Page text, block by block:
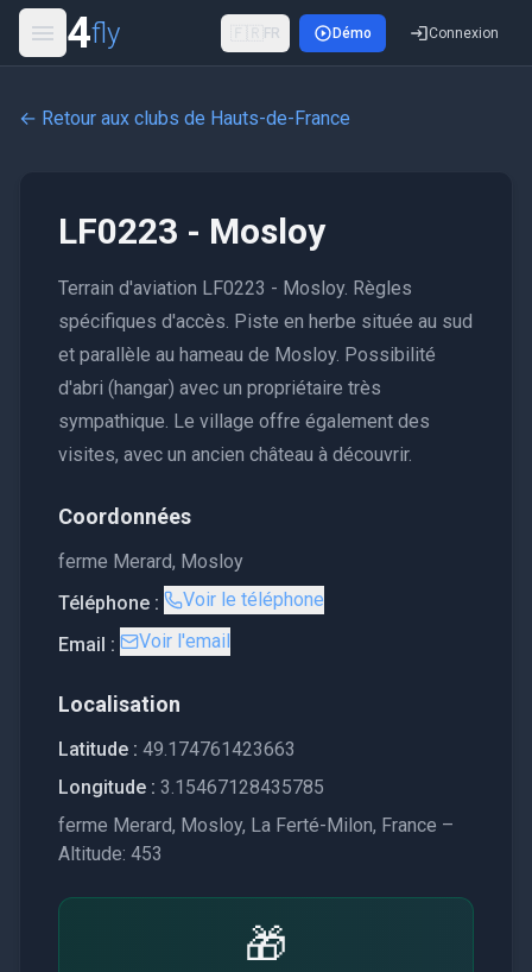
4fly 🇫🇷 FR Démo Connexion
← Retour aux clubs de Hauts-de-France
LF0223 - Mosloy
Terrain d'aviation LF0223 - Mosloy. Règles
spécifiques d'accès. Piste en herbe située au sud
et parallèle au hameau de Mosloy. Possibilité
d'abri (hangar) avec un propriétaire très
sympathique. Le village offre également des
visites, avec un ancien château à découvrir.
Coordonnées
ferme Merard, Mosloy
Téléphone :
Voir le téléphone
Email :
Voir l'email
Localisation
Latitude : 49.174761423663
Longitude : 3.15467128435785
ferme Merard, Mosloy, La Ferté-Milon, France –
Altitude: 453
🎁